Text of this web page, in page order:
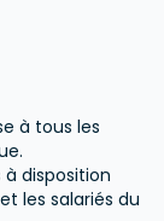
à tous les
disposition
les salariés du